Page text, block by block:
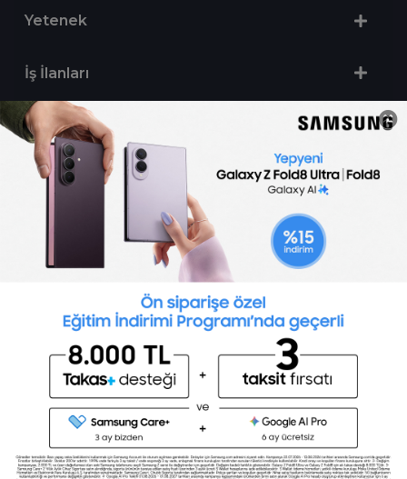
Yetenek
İş İlanları
Sertifika Programları
Yetenek Testleri
Toptalent Marka ve İnsan Kaynakları Danışmanlığı Limited Şirketi Özel İstihdam Bürosu
Olarak 11 / 11 / 2024 - 10 / 11 / 2027 tarihleri arasında faaliyette bulunmak üzere, Türkiye İş
Kurumu tarafından 05.11.2024 tarih ve 16998526 sayılı karar uyarınca 1251 nolu belge ile faaliyet
göstermektedir.Toptalent İş İlanları için tıklayın. 4904 sayılı kanun uyarınca iş arayanlardan
ücret alınmayacak ve menfaat temin edilmeyecektir.
Türkiye İş Kurumu İstanbul İl Müdürlüğü: 0 212 249 29 87 | Türkiye iş Kurumu İstanbul Çalışma
ve İş Kurumu Bahçelievler Hizmet Merkezi